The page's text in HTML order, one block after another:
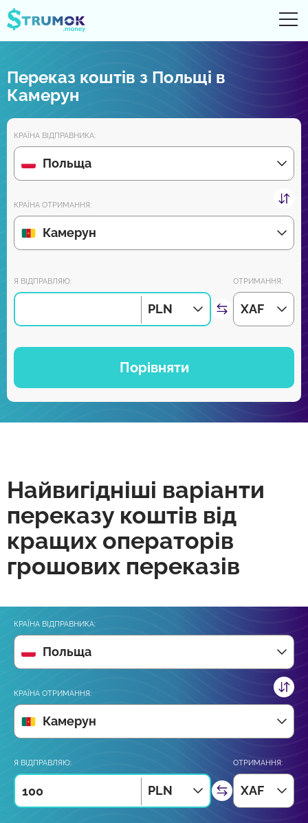
Грошові перекази
Рахунки Online
Огляди партнерів
Зовсім скоро завантажуйте додаток на Android та iPhone:
Переказ коштів з Польщі в
Камерун
КРАЇНА ВІДПРАВНИКА:
Польща
КРАЇНА ОТРИМАННЯ:
Камерун
Я ВІДПРАВЛЯЮ:
PLN
ОТРИМАННЯ:
XAF
Порівняти
Найвигідніші варіанти
переказу коштів від
кращих операторів
грошових переказів
КРАЇНА ВІДПРАВНИКА:
Польща
КРАЇНА ОТРИМАННЯ:
Камерун
Я ВІДПРАВЛЯЮ:
PLN
ОТРИМАННЯ:
XAF